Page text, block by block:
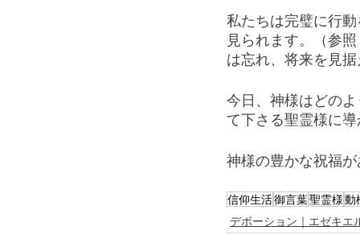
私たちは完璧に行
見られます。（参
は忘れ、将来を見
今日、神様はどの
て下さる聖霊様に
神様の豊かな祝福
信仰生活御言葉聖霊様動
デボーション｜エゼキエ